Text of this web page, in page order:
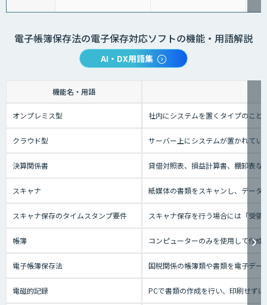
電子帳簿保存法の電子保存対応ソフトの機能・用語解説
AI・DX用語集
機能名・用語
オンプレミス型 社内にシステムを置くタイプのこ
クラウド型 サーバー上にシステムが置かれて
決算関係書 貸借対照表、損益計算書、棚卸表な
スキャナ 紙媒体の書類をスキャンし、デー
スキャナ保存のタイムスタンプ要件 スキャナ保存を行う場合には「受
帳簿 コンピューターのみを使用して作
電子帳簿保存法 国税関係の帳簿類や書類を電子デー
電磁的記録 PCで書類の作成を行い、印刷せず